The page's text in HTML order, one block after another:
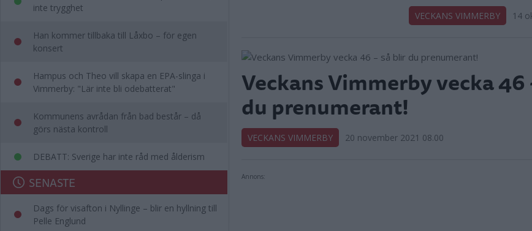
inte trygghet
Han kommer tillbaka till Låxbo – för egen
konsert
Hampus och Theo vill skapa en EPA-slinga i
Vimmerby: "Lär inte bli odebatterat"
Kommunens avrådan från bad består – då
görs nästa kontroll
DEBATT: Sverige har inte råd med ålderism
SENASTE
Dags för visafton i Nyllinge – blir en hyllning till
Pelle Englund
VECKANS VIMMERBY 14
Veckans Vimmerby vecka 46
du prenumerant!
VECKANS VIMMERBY 20 november 2021 08.00
Annons: